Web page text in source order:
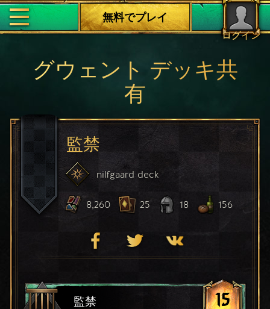
ログイン
無料でプレイ
グウェント デッキ共
有
監禁
nilfgaard deck
8,260 25 18 156
監禁 15